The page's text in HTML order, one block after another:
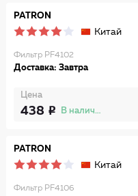
PATRON
Китай
Фильтр PF4102
Доставка: Завтра
Цена
438 В наличии
PATRON
Китай
Фильтр PF4106